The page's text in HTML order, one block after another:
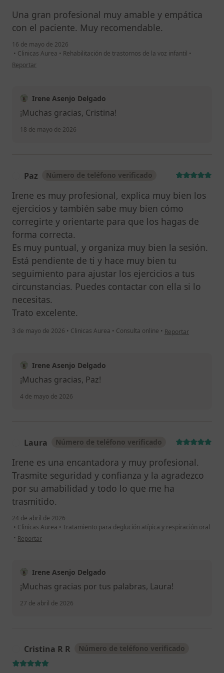
Una gran profesional muy amable y empática
con el paciente. Muy recomendable.
16 de mayo de 2026
• Clinicas Aurea • Rehabilitación de trastornos de la voz infantil •
en opinión del usuario Cristina S.
Reportar
Irene Asenjo Delgado
¡Muchas gracias, Cristina!
18 de mayo de 2026
Paz Número de teléfono verificado
Irene es muy profesional, explica muy bien los
ejercicios y también sabe muy bien cómo
corregirte y orientarte para que los hagas de
forma correcta.
Es muy puntual, y organiza muy bien la sesión.
Está pendiente de ti y hace muy bien tu
seguimiento para ajustar los ejercicios a tus
circunstancias. Puedes contactar con ella si lo
necesitas.
Trato excelente.
3 de mayo de 2026 • Clinicas Aurea • Consulta online • en opinión del
Reportar
Irene Asenjo Delgado
¡Muchas gracias, Paz!
4 de mayo de 2026
Laura Número de teléfono verificado
Irene es una encantadora y muy profesional.
Trasmite seguridad y confianza y la agradezco
por su amabilidad y todo lo que me ha
trasmitido.
24 de abril de 2026
• Clinicas Aurea • Tratamiento para deglución atípica y respiración oral
• en opinión del usuario Laura
Reportar
Irene Asenjo Delgado
¡Muchas gracias por tus palabras, Laura!
27 de abril de 2026
Cristina R R Número de teléfono verificado